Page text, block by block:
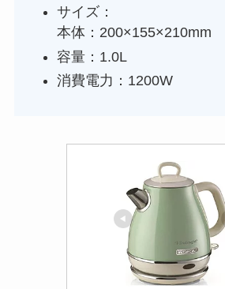
サイズ：
本体：200×155×210mm
容量：1.0L
消費電力：1200W